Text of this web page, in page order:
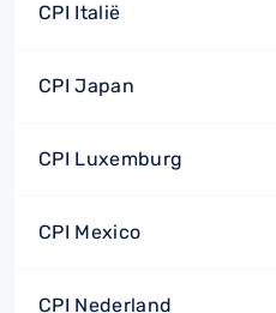
CPI Italië
CPI Japan
CPI Luxemburg
CPI Mexico
CPI Nederland